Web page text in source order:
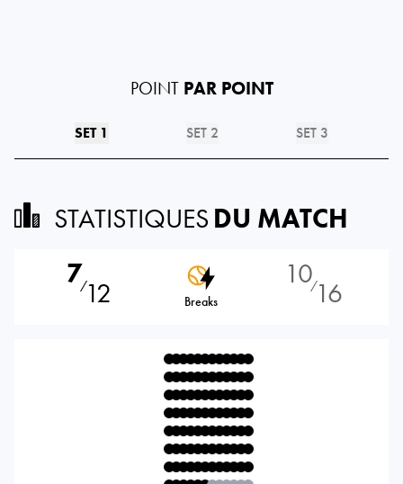
POINT PAR POINT
SET 1 SET 2 SET 3
STATISTIQUES DU MATCH
7⁄12 Breaks
10⁄16